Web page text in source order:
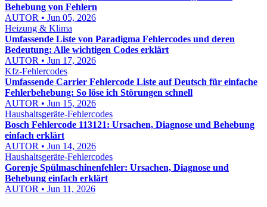
Behebung von Fehlern
AUTOR • Jun 05, 2026
Heizung & Klima
Umfassende Liste von Paradigma Fehlercodes und deren
Bedeutung: Alle wichtigen Codes erklärt
AUTOR • Jun 17, 2026
Kfz-Fehlercodes
Umfassende Carrier Fehlercode Liste auf Deutsch für einfache
Fehlerbehebung: So löse ich Störungen schnell
AUTOR • Jun 15, 2026
Haushaltsgeräte-Fehlercodes
Bosch Fehlercode 113121: Ursachen, Diagnose und Behebung
einfach erklärt
AUTOR • Jun 14, 2026
Haushaltsgeräte-Fehlercodes
Gorenje Spülmaschinenfehler: Ursachen, Diagnose und
Behebung einfach erklärt
AUTOR • Jun 11, 2026